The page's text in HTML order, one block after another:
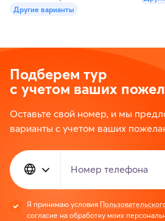
Другие варианты
Подберем тур
с учетом ваших
Оставьте свой номер, и мы
варианты с учетом ваших
Номер телефона
Я принимаю условия
согласие на обработку моих